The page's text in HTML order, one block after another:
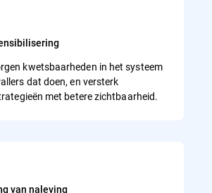
kwetsbaarheden in het systeem
dat doen, en versterk
met betere zichtbaarheid.
van naleving